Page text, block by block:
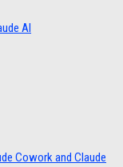
AI
Cowork and Claude